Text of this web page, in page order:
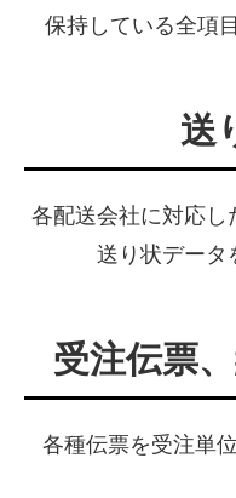
保持している全項
送
各配送会社に対応
送り状データ
受注伝票
各種伝票を受注単